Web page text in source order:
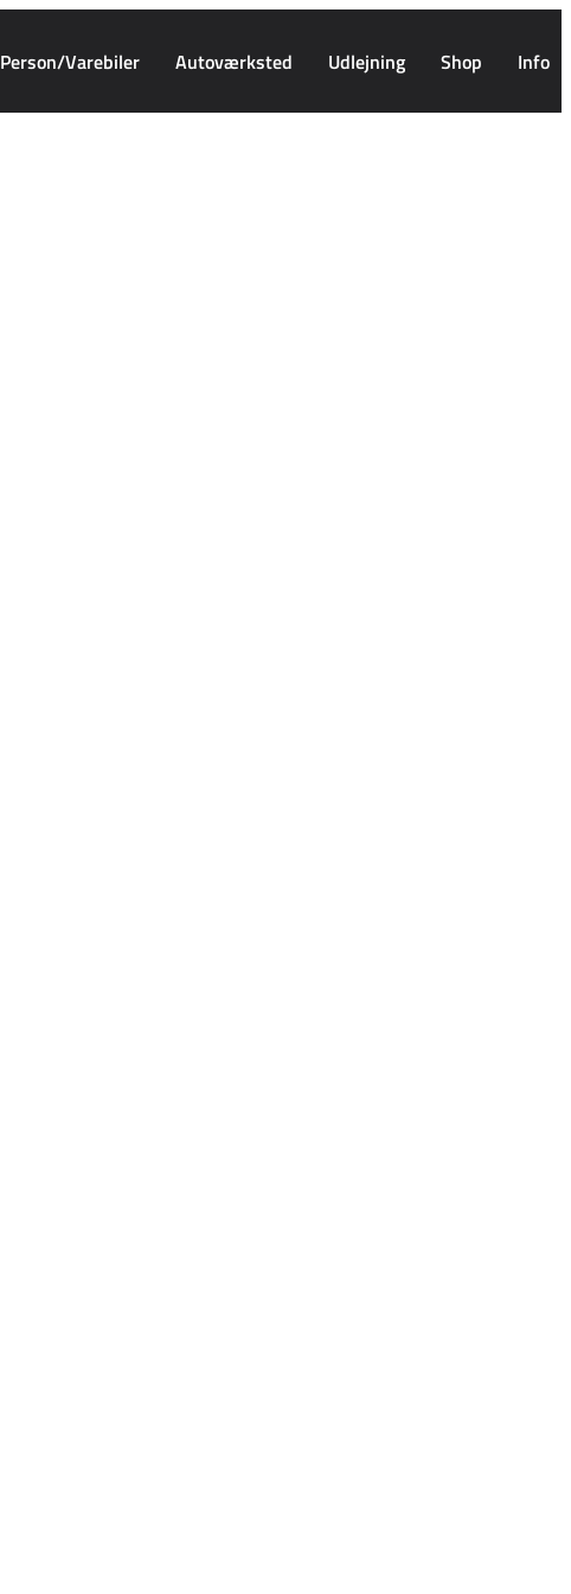
Person/Varebiler Autoværksted Udlejning Shop Info